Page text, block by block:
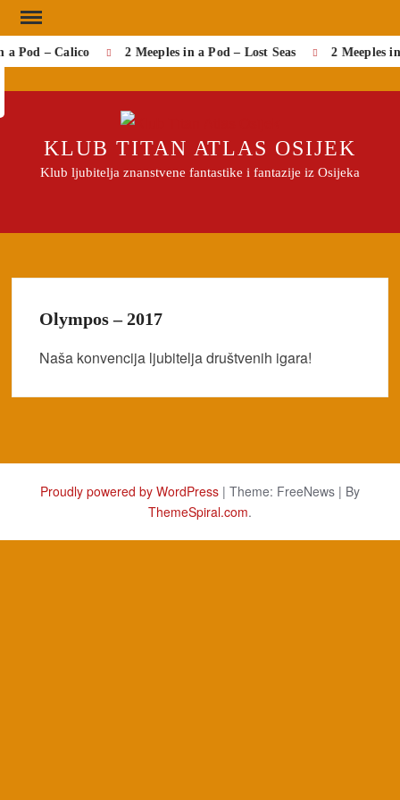
Skip
to
content
a Pod – Calico 2 Meeples in a Pod – Lost Seas 2 Meeples
Search
KLUB TITAN ATLAS OSIJEK
Klub ljubitelja znanstvene fantastike i fantazije iz Osijeka
Olympos – 2017
Naša konvencija ljubitelja društvenih igara!
Proudly powered by WordPress | Theme: FreeNews | By
ThemeSpiral.com.